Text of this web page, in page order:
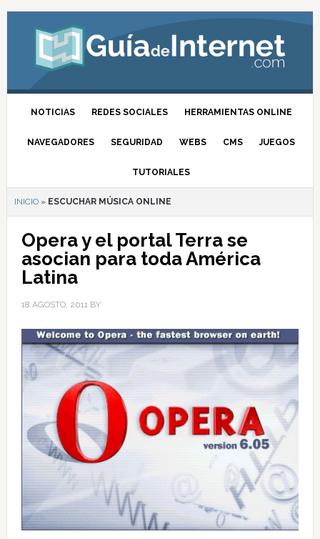
NOTICIAS REDES SOCIALES HERRAMIENTAS ONLINE
NAVEGADORES SEGURIDAD WEBS CMS JUEGOS
TUTORIALES
INICIO» ESCUCHAR MÚSICA ONLINE
Opera y el portal Terra se
asocian para toda América
Latina
18 AGOSTO, 2011BY